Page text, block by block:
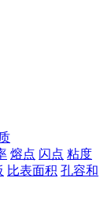
熔点 闪点 粘度
比表面积 孔容和